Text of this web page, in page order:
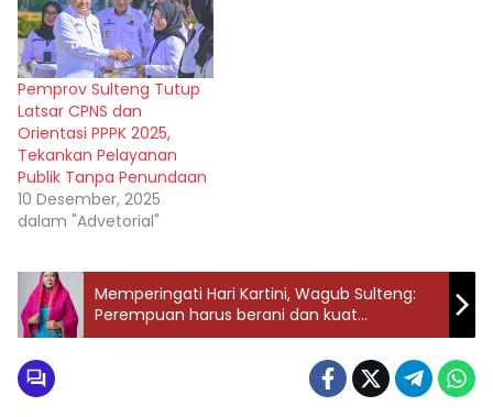
Pemprov Sulteng Tutup
Latsar CPNS dan
Orientasi PPPK 2025,
Tekankan Pelayanan
Publik Tanpa Penundaan
10 Desember, 2025
dalam "Advetorial"
Memperingati Hari Kartini, Wagub Sulteng:
Perempuan harus berani dan kuat
menghadapi tantangan